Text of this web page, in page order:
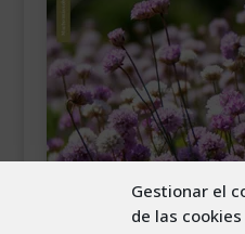
Gestionar el
de las cookies